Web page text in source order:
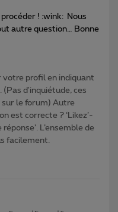
procéder ! :wink: Nous
autre question… Bonne
profil en indiquant
d'inquiétude, ces
le forum) Autre
est correcte ? ‘Likez’-
L’ensemble de
facilement.